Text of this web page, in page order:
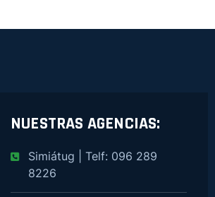
NUESTRAS AGENCIAS:
Simiátug | Telf: 096 289
8226